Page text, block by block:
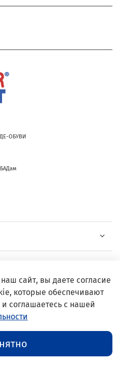
ОБУВИ
InterSport
сайт, вы даете согласие
которые обеспечивают
соглашаетесь с нашей